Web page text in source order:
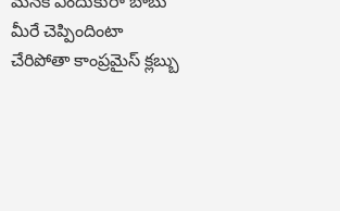
మీరే చెప్పిందింటా
చేరిపోతా కాంప్రమైస్ క్లబ్బు